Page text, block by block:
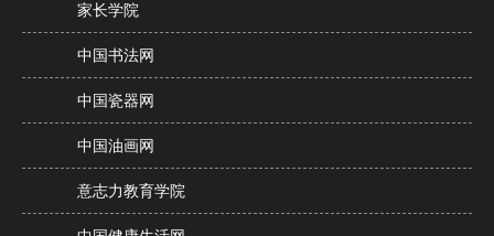
家长学院
中国书法网
中国瓷器网
中国油画网
意志力教育学院